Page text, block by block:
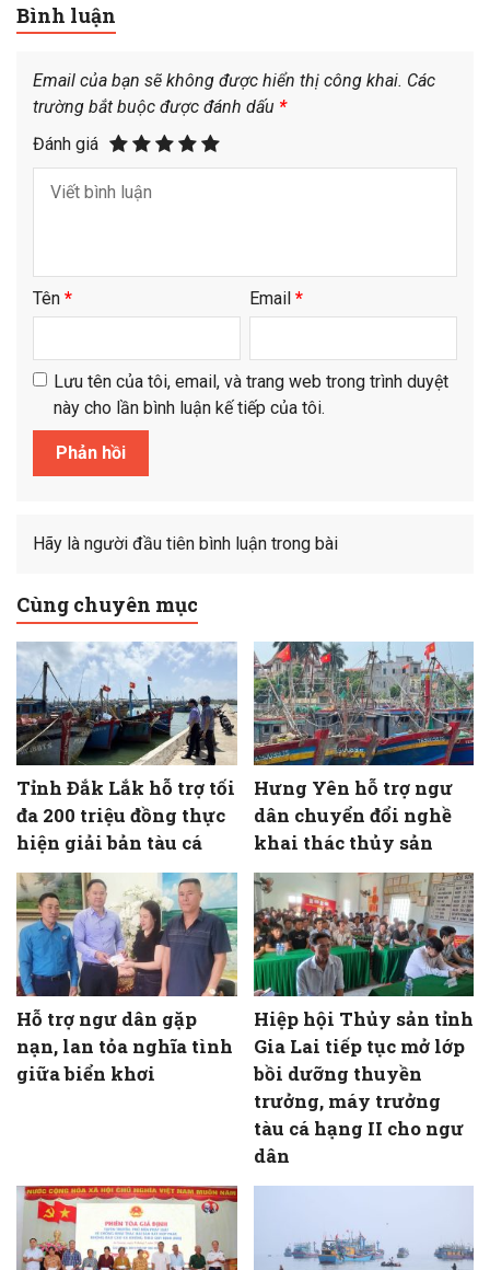
Bình luận
Email của bạn sẽ không được hiển thị công khai. Các
trường bắt buộc được đánh dấu *
Đánh giá
Tên * Email *
Lưu tên của tôi, email, và trang web trong trình duyệt
này cho lần bình luận kế tiếp của tôi.
Hãy là người đầu tiên bình luận trong bài
Cùng chuyên mục
Tỉnh Đắk Lắk hỗ trợ tối
đa 200 triệu đồng thực
hiện giải bản tàu cá
Hưng Yên hỗ trợ ngư
dân chuyển đổi nghề
khai thác thủy sản
Hỗ trợ ngư dân gặp
nạn, lan tỏa nghĩa tình
giữa biển khơi
Hiệp hội Thủy sản tỉnh
Gia Lai tiếp tục mở lớp
bồi dưỡng thuyền
trưởng, máy trưởng
tàu cá hạng II cho ngư
dân